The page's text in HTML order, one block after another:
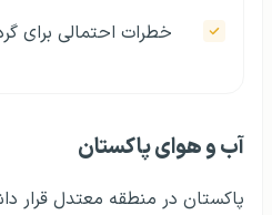
خطرات احتمالی برای
آب و هوای پاکستان
پاکستان در منطقه معتدل قرار